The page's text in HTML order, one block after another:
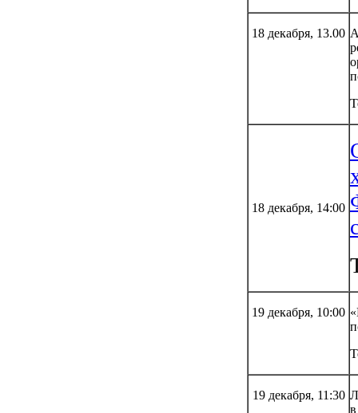
18 декабря, 13.00
18 декабря, 14:00
19 декабря, 10:00
19 декабря, 11:30